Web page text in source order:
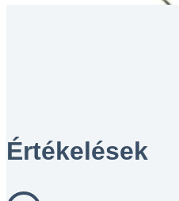
Értékelések